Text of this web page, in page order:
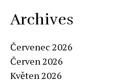
Archives
Červenec 2026
Červen 2026
Květen 2026